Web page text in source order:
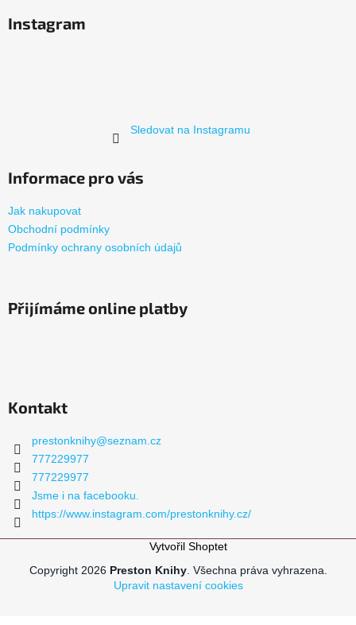
á
pInstagram
Sledovat na Instagramu
Informace pro vás
Jak nakupovat
Obchodní podmínky
Podmínky ochrany osobních údajů
Přijímáme online platby
Kontakt
prestonknihy@seznam.cz
777229977
777229977
Jsme i na facebooku.
https://www.instagram.com/prestonknihy.cz/
Vytvořil Shoptet
Copyright 2026 Preston Knihy. Všechna práva vyhrazena.
Upravit nastavení cookies